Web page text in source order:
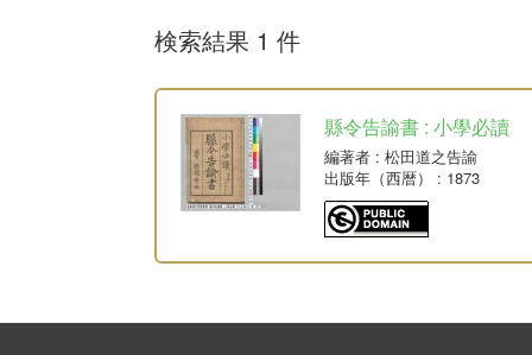
検索結果 1 件
縣令告諭書 : 小學必讀
編著者 : 松田道之告諭
出版年（西暦）
: 1873